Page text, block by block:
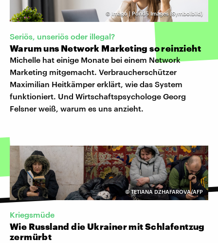
© Imago | Pond5 Images (Symbolbild)
Seriös, unseriös oder illegal?
Warum uns Network Marketing so reinzieht
Michelle hat einige Monate bei einem Network
Marketing mitgemacht. Verbraucherschützer
Maximilian Heitkämper erklärt, wie das System
funktioniert. Und Wirtschaftspsychologe Georg
Felsner weiß, warum es uns anzieht.
©TETIANA DZHAFAROVA/AFP
Kriegsmüde
Wie Russland die Ukrainer mit Schlafentzug
zermürbt